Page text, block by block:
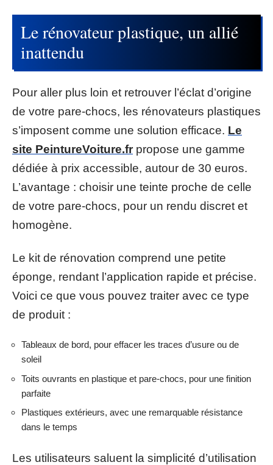
Le rénovateur plastique, un allié
inattendu
Pour aller plus loin et retrouver l’éclat d’origine
de votre pare-chocs, les rénovateurs plastiques
s’imposent comme une solution efficace. Le
site PeintureVoiture.frpropose une gamme
dédiée à prix accessible, autour de 30 euros.
L’avantage : choisir une teinte proche de celle
de votre pare-chocs, pour un rendu discret et
homogène.
Le kit de rénovation comprend une petite
éponge, rendant l’application rapide et précise.
Voici ce que vous pouvez traiter avec ce type
de produit :
Tableaux de bord, pour effacer les traces d’usure ou de
soleil
Toits ouvrants en plastique et pare-chocs, pour une finition
parfaite
Plastiques extérieurs, avec une remarquable résistance
dans le temps
Les utilisateurs saluent la simplicité d’utilisation